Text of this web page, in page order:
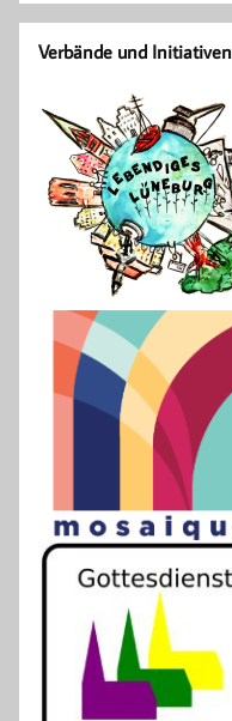
Verbände und Initiativen